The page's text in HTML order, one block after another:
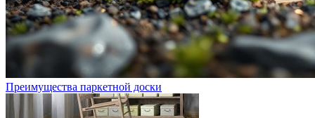
Преимущества паркетной доски